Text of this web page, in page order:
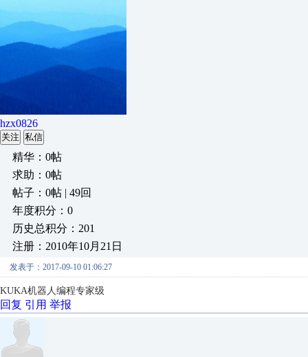
hzx0826
关注 私信
精华：0帖
求助：0帖
帖子：0帖 | 49回
年度积分：0
历史总积分：201
注册：2010年10月21日
发表于：2017-09-10 01:06:27
KUKA机器人编程专家级
回复 引用 举报